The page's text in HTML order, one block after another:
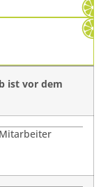
ist vor dem